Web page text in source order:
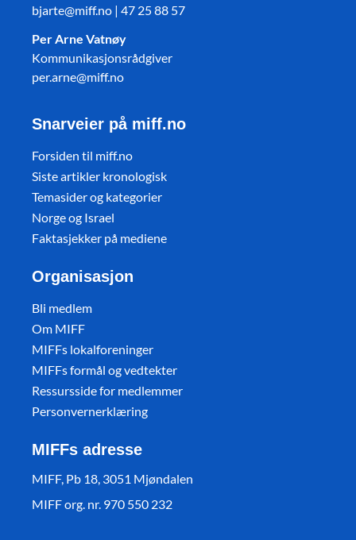
bjarte@miff.no | 47 25 88 57
Per Arne Vatnøy
Kommunikasjonsrådgiver
per.arne@miff.no
Snarveier på miff.no
Forsiden til miff.no
Siste artikler kronologisk
Temasider og kategorier
Norge og Israel
Faktasjekker på mediene
Organisasjon
Bli medlem
Om MIFF
MIFFs lokalforeninger
MIFFs formål og vedtekter
Ressursside for medlemmer
Personvernerklæring
MIFFs adresse
MIFF, Pb 18, 3051 Mjøndalen
MIFF org. nr. 970 550 232